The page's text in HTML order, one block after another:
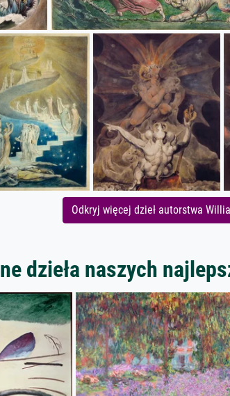
Odkryj więcej dzieł autorstwa
dzieła naszych